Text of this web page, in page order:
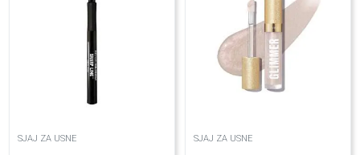
SJAJ ZA USNE SJAJ ZA USNE